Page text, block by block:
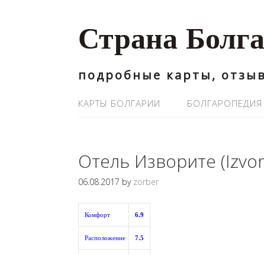
Страна
подробные карты,
КАРТЫ БОЛГАРИИ БОЛГАРОПЕДИЯ
Отель Изворите
06.08.2017 by zorber
Комфорт 6.9
Расположение 7.5